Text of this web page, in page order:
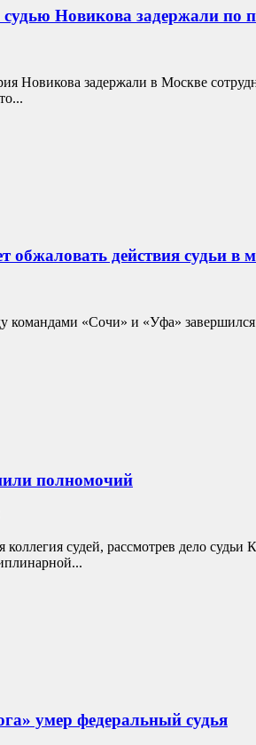
Новикова задержали по
Новикова задержали в Москве
действия судьи в
«Сочи» и «Уфа»
полномочий
судей, рассмотрев дело
умер федеральный судья